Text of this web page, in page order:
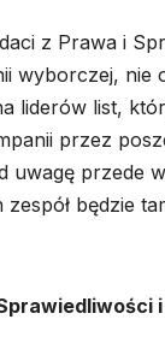
z Prawa i
wyborczej, nie
liderów list,
przez
uwagę przede
zespół będzie